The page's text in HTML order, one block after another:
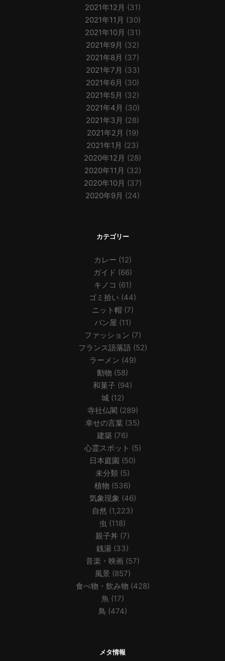
2021年12月 (31)
2021年11月 (30)
2021年10月 (31)
2021年9月 (32)
2021年8月 (37)
2021年7月 (33)
2021年6月 (30)
2021年5月 (32)
2021年4月 (30)
2021年3月 (28)
2021年2月 (19)
2021年1月 (23)
2020年12月 (28)
2020年11月 (32)
2020年10月 (37)
2020年9月 (24)
カテゴリー
カレー (12)
ガイド (66)
キノコ (61)
ゴミ拾い (44)
ニット帽 (7)
パン屋 (11)
ファッション (7)
フランス語落語 (52)
ラーメン (49)
動物 (58)
和菓子 (94)
城(12)
寺社仏閣 (289)
幸せの言葉 (35)
建築 (76)
心霊スポット (5)
日本庭園 (50)
未分類 (5)
植物 (536)
気象現象 (46)
自然 (1,223)
虫 (118)
親子丼 (7)
銭湯 (33)
音楽・映画 (57)
風景(857)
食べ物・飲み物 (428)
魚 (17)
鳥 (474)
メタ情報